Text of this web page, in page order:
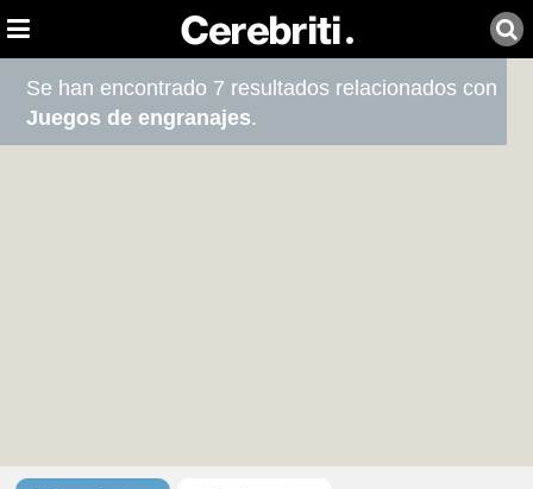
Se han encontrado 7 resultados relacionados con
Juegos de engranajes.